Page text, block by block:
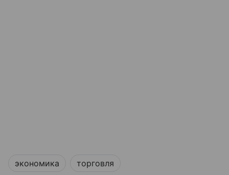
экономика торговля